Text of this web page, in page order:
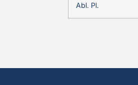
Abl. Pl.